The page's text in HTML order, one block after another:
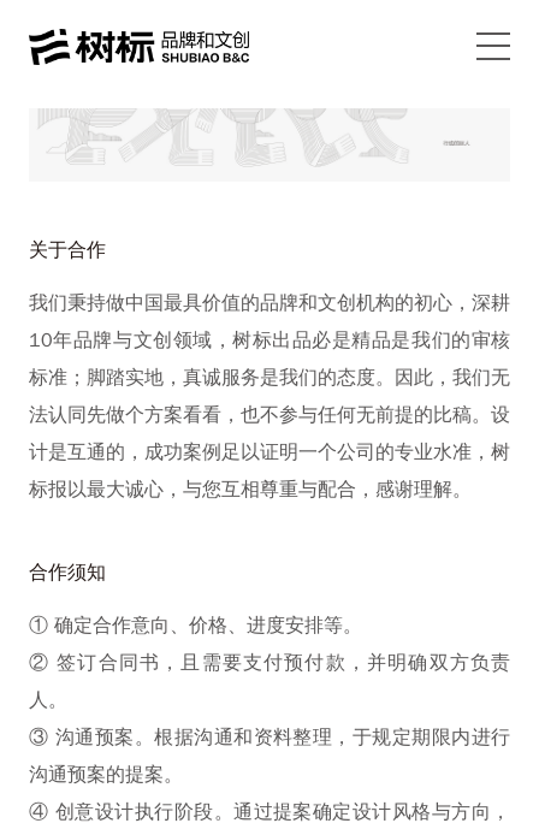
关于合作
我们秉持做中国最具价值的品牌和文创机构的初心，深耕
10年品牌与文创领域，树标出品必是精品是我们的审核
标准；脚踏实地，真诚服务是我们的态度。因此，我们无
法认同先做个方案看看，也不参与任何无前提的比稿。设
计是互通的，成功案例足以证明一个公司的专业水准，树
标报以最大诚心，与您互相尊重与配合，感谢理解。
合作须知
① 确定合作意向、价格、进度安排等。
② 签订合同书，且需要支付预付款，并明确双方负责
人。
③ 沟通预案。根据沟通和资料整理，于规定期限内进行
沟通预案的提案。
④ 创意设计执行阶段。通过提案确定设计风格与方向，